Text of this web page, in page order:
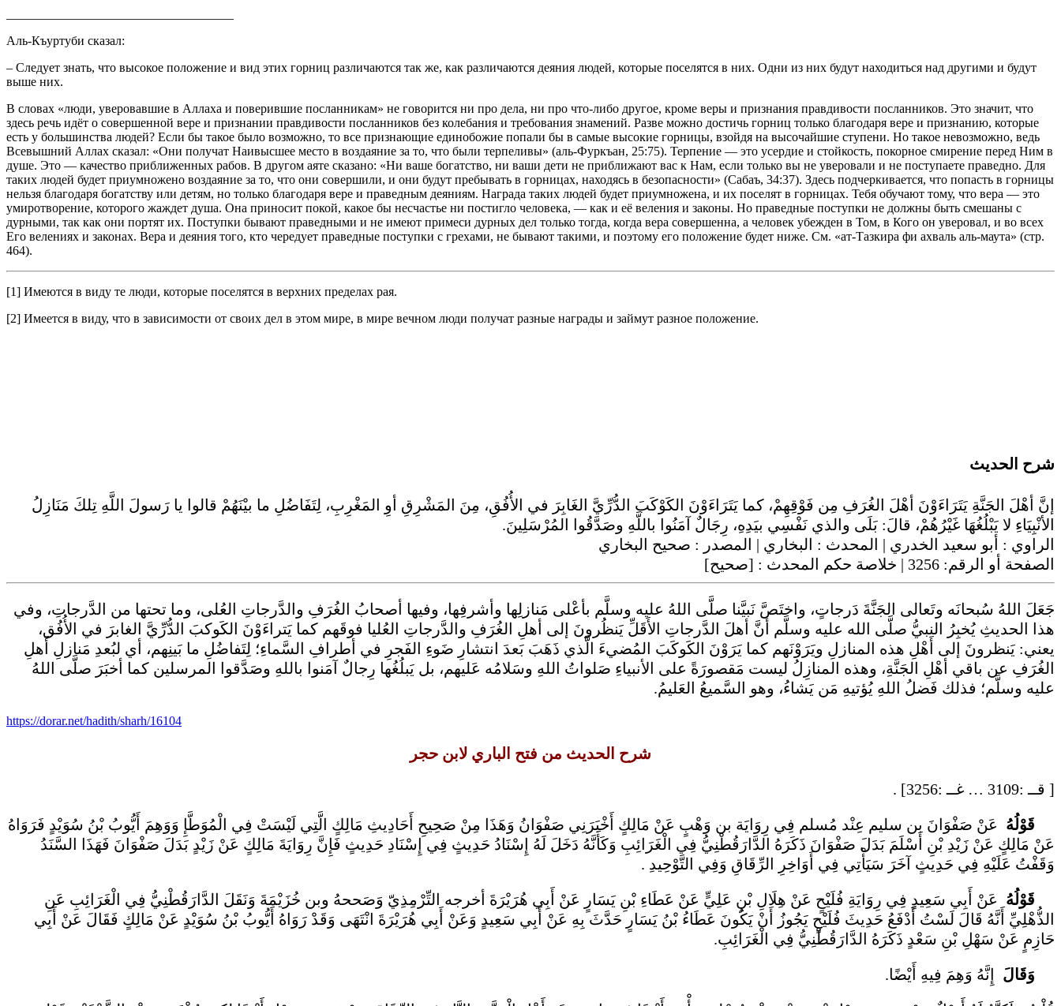
Аль-Къуртуби сказал:
– Следует знать, что высокое положение и вид этих горниц различаются так же, как различаются деяния людей, которые поселятся в них. Одни из них будут находиться над другими и будут
выше них.
В словах «люди, уверовавшие в Аллаха и поверившие посланникам» не говорится ни про дела, ни про что-либо другое, кроме веры и признания правдивости посланников. Это значит, что
здесь речь идёт о совершенной вере и признании правдивости посланников без колебания и требования знамений. Разве можно достичь горниц только благодаря вере и признанию, которые
есть у большинства людей? Если бы такое было возможно, то все признающие единобожие попали бы в самые высокие горницы, взойдя на высочайшие ступени. Но такое невозможно, ведь
Всевышний Аллах сказал: «Они получат Наивысшее место в воздаяние за то, что были терпеливы» (аль-Фуркъан, 25:75). Терпение — это усердие и стойкость, покорное смирение перед Ним в
душе. Это — качество приближенных рабов. В другом аяте сказано: «Ни ваше богатство, ни ваши дети не приближают вас к Нам, если только вы не уверовали и не поступаете праведно. Для
таких людей будет приумножено воздаяние за то, что они совершили, и они будут пребывать в горницах, находясь в безопасности» (Сабаъ, 34:37). Здесь подчеркивается, что попасть в горницы
нельзя благодаря богатству или детям, но только благодаря вере и праведным деяниям. Награда таких людей будет приумножена, и их поселят в горницах. Тебя обучают тому, что вера — это
умиротворение, которого жаждет душа. Она приносит покой, какое бы несчастье ни постигло человека, — как и её веления и законы. Но праведные поступки не должны быть смешаны с
дурными, так как они портят их. Поступки бывают праведными и не имеют примеси дурных дел только тогда, когда вера совершенна, а человек убежден в Том, в Кого он уверовал, и во всех
Его велениях и законах. Вера и деяния того, кто чередует праведные поступки с грехами, не бывают такими, и поэтому его положение будет ниже. См. «ат-Тазкира фи ахваль аль-маута» (стр.
464).
[1] Имеются в виду те люди, которые поселятся в верхних пределах рая.
[2] Имеется в виду, что в зависимости от своих дел в этом мире, в мире вечном люди получат разные награды и займут разное положение.
شرح الحديث
إنَّ أهْلَ الجَنَّةِ يَتَرَاءَوْنَ أهْلَ الغُرَفِ مِن فَوْقِهِمْ، كما يَتَرَاءَوْنَ الكَوْكَبَ الدُّرِّيَّ الغَابِرَ في الأُفُقِ، مِنَ المَشْرِقِ أوِ المَغْرِبِ، لِتَفَاضُلِ ما بيْنَهُمْ قالوا يا رَسولَ اللَّهِ تِلكَ مَنَازِلُ
الأنْبِيَاءِ لا يَبْلُغُهَا غَيْرُهُمْ، قالَ: بَلَى والذي نَفْسِي بيَدِهِ، رِجَالٌ آمَنُوا باللَّهِ وصَدَّقُوا المُرْسَلِينَ.
الراوي : أبو سعيد الخدري | المحدث : البخاري | المصدر : صحيح البخاري
الصفحة أو الرقم: 3256 | خلاصة حكم المحدث : [صحيح]
جَعَلَ اللهُ سُبحانَه وتَعالى الجَنَّةَ دَرجاتٍ، واختَصَّ نَبيَّنا صلَّى اللهُ عليه وسلَّم بأعْلى مَنازلِها وأشرفِها، وفيها أصحابُ الغُرَفِ والدَّرجاتِ العُلى، وما تحتها من الدَّرجاتِ، وفي
هذا الحديثِ يُخبِرُ النبيُّ صلَّى الله عليه وسلَّم أنَّ أهلَ الدَّرجاتِ الأَقَلِّ يَنظُرونَ إلى أهلِ الغُرَفِ والدَّرجاتِ العُليا فوقَهم كما يَتراءَوْنَ الكَوكبَ الدُّرِّيَّ الغابرَ في الأُفُق،
يعني: يَنظرونَ إلى أَهْلِ هذه المنازلِ ويَرَوْنَهم كما يَرَوْنَ الكَوكَبَ المُضيءَ الَّذي ذَهَبَ بَعدَ انتشارِ ضَوءِ الفَجرِ في أطرافِ السَّماءِ؛ لِتَفاضُلِ ما بَينِهم، أي لبُعدِ مَنازلِ أَهلِ
الغُرَفِ عن باقي أهْلِ الجَنَّةِ، وهذه المنازِلُ ليست مَقصورَةً على الأنبياءِ صَلواتُ اللهِ وسَلامُه عَليهم، بل يَبلُغُها رِجالٌ آمَنوا باللهِ وصَدَّقوا المرسلين كما أخبَرَ صلَّى اللهُ
عليه وسلَّم؛ فذلك فَضلُ اللهِ يُؤتيهِ مَن يَشاءُ، وهو السَّميعُ العَليمُ.
https://dorar.net/hadith/sharh/16104
شرح الحديث من فتح الباري لابن حجر
[ قــ :3109 … غــ :3256] .
قَوْلُهُ عَنْ صَفْوَانَ بن سليم عِنْد مُسلم فِي رِوَايَة بن وَهْبٍ عَنْ مَالِكٍ أَخْبَرَنِي صَفْوَانُ وَهَذَا مِنْ صَحِيحِ أَحَادِيثِ مَالِكٍ الَّتِي لَيْسَتْ فِي الْمُوَطَّإِ وَوَهِمَ أَيُّوبُ بْنُ سُوَيْدٍ فَرَوَاهُ
عَنْ مَالِكٍ عَنْ زَيْدِ بْنِ أَسْلَمَ بَدَلَ صَفْوَانَ ذَكَرَهُ الدَّارَقُطْنِيُّ فِي الْغَرَائِبِ وَكَأَنَّهُ دَخَلَ لَهُ إِسْنَادُ حَدِيثٍ فِي إِسْنَادِ حَدِيثٍ فَإِنَّ رِوَايَةَ مَالِكٍ عَنْ زَيْدٍ بَدَلَ صَفْوَانَ فَهَذَا السَّنَدُ
وَقَفْتُ عَلَيْهِ فِي حَدِيثٍ آخَرَ سَيَأْتِي فِي أَوَاخِرِ الرِّقَاقِ وَفِي التَّوْحِيدِ .
قَوْلُهُ عَنْ أَبِي سَعِيدٍ فِي رِوَايَةِ فُلَيْحٍ عَنْ هِلَالِ بْنِ عَلِيٍّ عَنْ عَطَاءِ بْنِ يَسَارٍ عَنْ أَبِي هُرَيْرَةَ أخرجه التِّرْمِذِيّ وَصَححهُ وبن خُزَيْمَةَ وَنَقَلَ الدَّارَقُطْنِيُّ فِي الْغَرَائِبِ عَنِ
الذُّهْلِيِّ أَنَّهُ قَالَ لَسْتُ أَدْفَعُ حَدِيثَ فُلَيْحٍ يَجُوزُ أَنْ يَكُونَ عَطَاءُ بْنُ يَسَارٍ حَدَّثَ بِهِ عَنْ أَبِي سَعِيدٍ وَعَنْ أَبِي هُرَيْرَةَ انْتَهَى وَقَدْ رَوَاهُ أَيُّوبُ بْنُ سُوَيْدٍ عَنْ مَالِكٍ فَقَالَ عَنْ أَبِي
حَازِمٍ عَنْ سَهْلِ بْنِ سَعْدٍ ذَكَرَهُ الدَّارَقُطْنِيُّ فِي الْغَرَائِبِ.
وَقَالَ إِنَّهُ وَهِمَ فِيهِ أَيْضًا.